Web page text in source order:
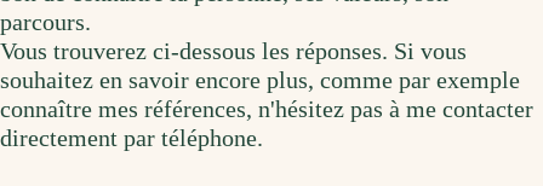
parcours.
Vous trouverez ci-dessous les réponses. Si vous
souhaitez en savoir encore plus, comme par exemple
connaître mes références, n'hésitez pas à me contacter
directement par téléphone.